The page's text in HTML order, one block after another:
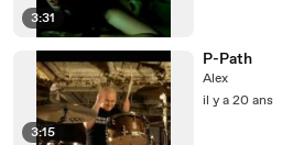
3:31
3:15
P-Path
Alex
il y a 20 ans